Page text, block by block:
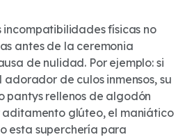
incompatibilidades físicas no
antes de la ceremonia
de nulidad. Por ejemplo: si
de culos inmensos, su
pantys rellenos de algodón
aditamento glúteo, el maniático
esta superchería para